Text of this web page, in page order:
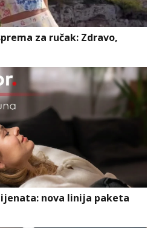
za ručak: Zdravo,
nova linija paketa